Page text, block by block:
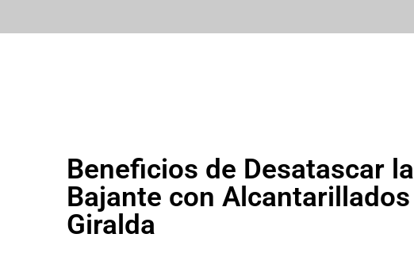
Beneficios de Desatascar la
Bajante con Alcantarillados
Giralda